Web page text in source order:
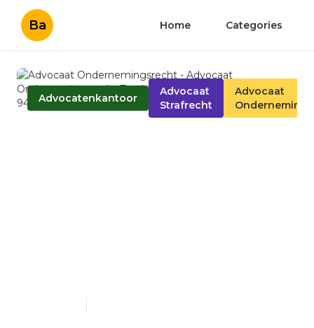
Ba Home Categories
Advocatenkantoor
Advocaat
Strafrecht
Advocaat